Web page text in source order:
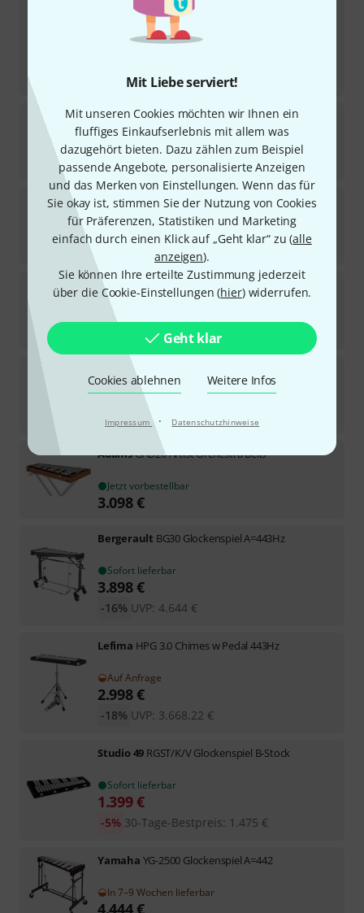
Mit Liebe serviert!
Mit unseren Cookies möchten wir Ihnen ein
fluffiges Einkaufserlebnis mit allem was
dazugehört bieten. Dazu zählen zum Beispiel
passende Angebote, personalisierte Anzeigen
und das Merken von Einstellungen. Wenn das für
Sie okay ist, stimmen Sie der Nutzung von Cookies
für Präferenzen, Statistiken und Marketing
einfach durch einen Klick auf „Geht klar“ zu (alle
anzeigen).
Sie können Ihre erteilte Zustimmung jederzeit
über die Cookie-Einstellungen (hier) widerrufen.
Geht klar
Cookies ablehnen Weitere Infos
Impressum · Datenschutzhinweise
HPG 3.0 Chimes w Pedal 442Hz
1
In 2–3 Wochen lieferbar
UVP: 3.851,64 €
-14%
ThomannGlockenspiel THGS2.5 B-Stock
Sofort lieferbar
205 €
Studio 49RGC 3030 Glockenspiel A=443 B
Sofort lieferbar
6.298 €
Studio 49 RGP 3030 Glockenspiel A=442
In 4–5 Wochen lieferbar
€
GAA33 Alpha Orchestra Bells 42
In 5–7 Wochen lieferbar
4.598 €
AdamsGAD26 Artist Orchestra Bells
Jetzt vorbestellbar
3.098€
Bergerault BG30 Glockenspiel A=443Hz
Sofort lieferbar
3.898€
UVP: 4.644 €
-16%
Lefima HPG 3.0 Chimes w Pedal 443Hz
Auf Anfrage
2.998€
UVP: 3.668,22 €
-18%
Studio 49 RGST/K/V Glockenspiel B-Stock
Sofort lieferbar
1.399€
30-Tage-Bestpreis: 1.475 €
-5%
Yamaha YG-2500 Glockenspiel A=442
In 7–9 Wochen lieferbar
4.444€